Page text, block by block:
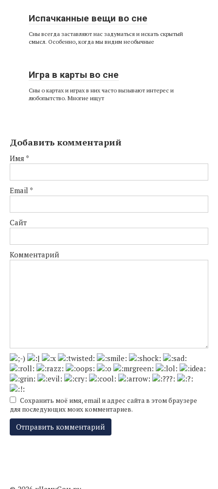
Испачканные вещи во сне
Сны всегда заставляют нас задуматься и искать скрытый
смысл. Особенно, когда мы видим необычные
Игра в карты во сне
Сны о картах и играх в них часто вызывают интерес и
любопытство. Многие ищут
Добавить комментарий
Имя *
Email *
Сайт
Комментарий
Сохранить моё имя, email и адрес сайта в этом браузере
для последующих моих комментариев.